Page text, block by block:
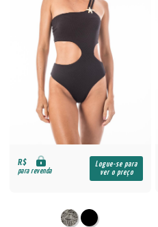
R$
para revenda
Logue-se para
ver o preço